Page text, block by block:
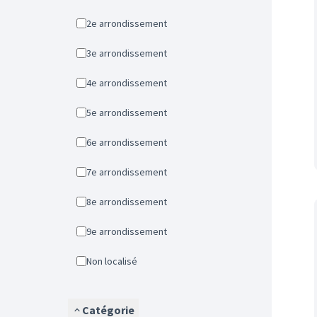
2e arrondissement
3e arrondissement
4e arrondissement
5e arrondissement
6e arrondissement
7e arrondissement
8e arrondissement
9e arrondissement
Non localisé
Catégorie